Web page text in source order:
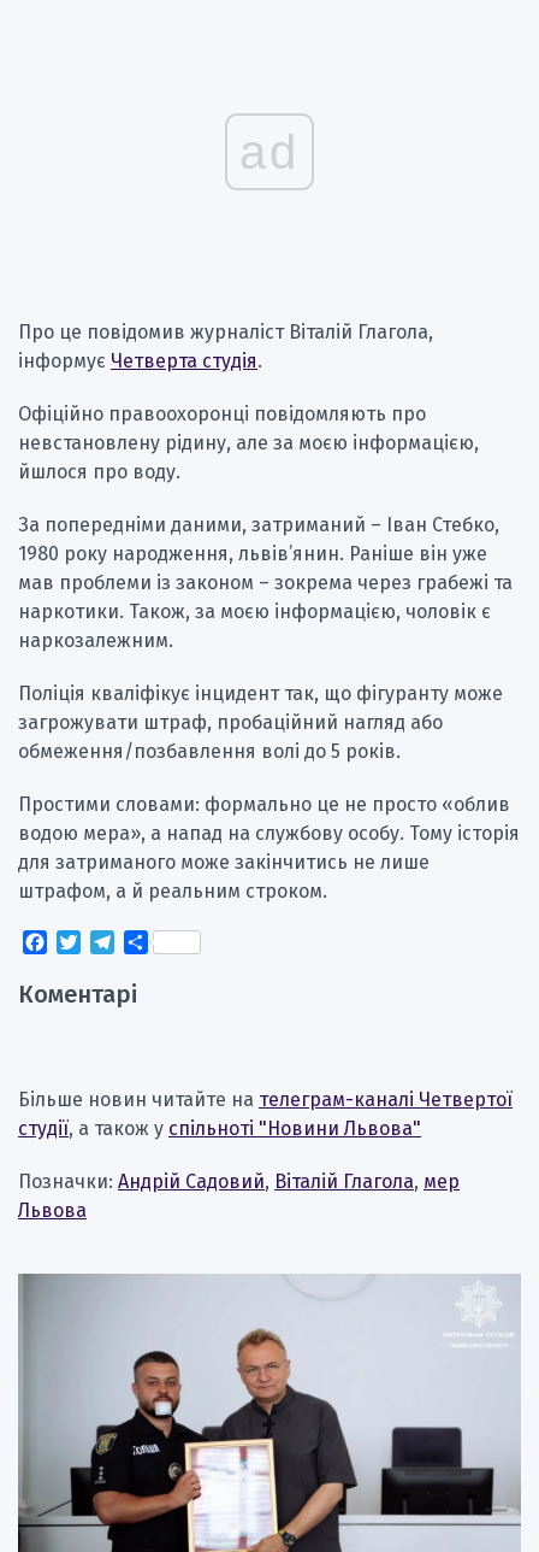
ad
Про це повідомив журналіст Віталій Глагола,
інформує Четверта студія.
Офіційно правоохоронці повідомляють про
невстановлену рідину, але за моєю інформацією,
йшлося про воду.
За попередніми даними, затриманий – Іван Стебко,
1980 року народження, львів’янин. Раніше він уже
мав проблеми із законом – зокрема через грабежі та
наркотики. Також, за моєю інформацією, чоловік є
наркозалежним.
Поліція кваліфікує інцидент так, що фігуранту може
загрожувати штраф, пробаційний нагляд або
обмеження/позбавлення волі до 5 років.
Простими словами: формально це не просто «облив
водою мера», а напад на службову особу. Тому історія
для затриманого може закінчитись не лише
штрафом, а й реальним строком.
Facebook
TwitterTelegram
Поділитися
Коментарі
Більше новин читайте на телеграм-каналі Четвертої
студії, а також у спільноті "Новини Львова"
Позначки: Андрій Садовий, Віталій Глагола, мер
Львова